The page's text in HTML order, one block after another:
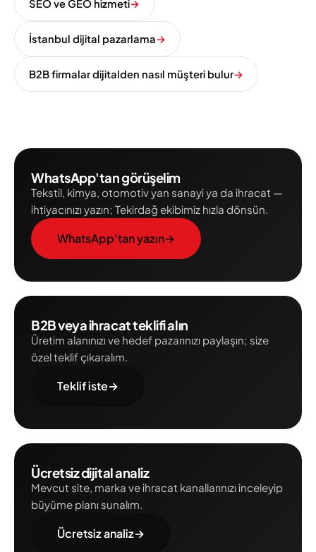
SEO ve GEO hizmeti→
İstanbul dijital pazarlama→
B2B firmalar dijitalden nasıl müşteri bulur→
WhatsApp'tan görüşelim
Tekstil, kimya, otomotiv yan sanayi ya da ihracat —
ihtiyacınızı yazın; Tekirdağ ekibimiz hızla dönsün.
WhatsApp'tan yazın→
B2B veya ihracat teklifi alın
Üretim alanınızı ve hedef pazarınızı paylaşın; size
özel teklif çıkaralım.
Teklif iste→
Ücretsiz dijital analiz
Mevcut site, marka ve ihracat kanallarınızı inceleyip
büyüme planı sunalım.
Ücretsiz analiz→